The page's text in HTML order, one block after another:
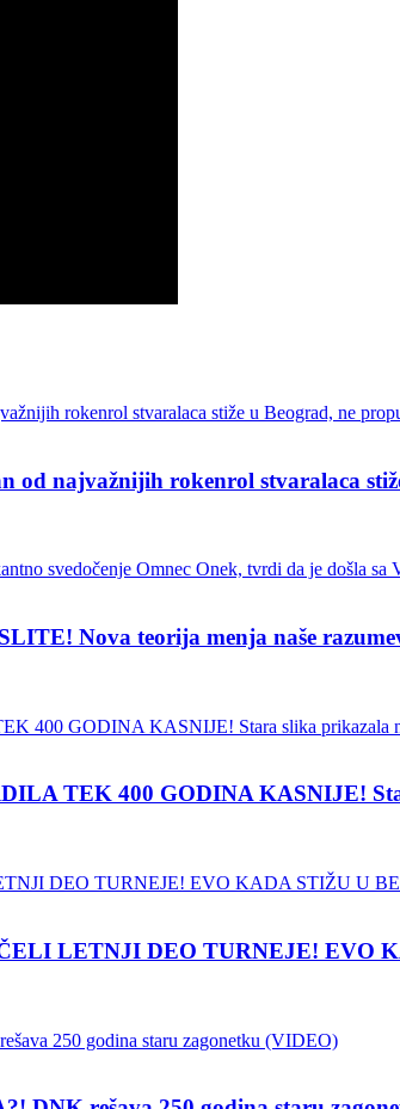
od najvažnijih rokenrol stvaralaca
Nova teorija menja naše
TEK 400 GODINA KASNIJE!
LETNJI DEO TURNEJE! EVO